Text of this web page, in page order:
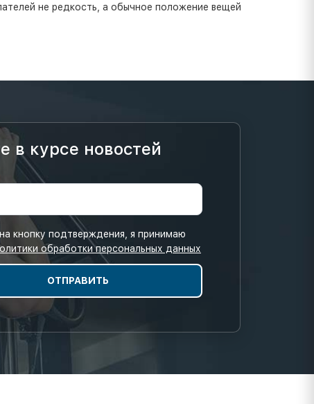
не редкость, а обычное положение вещей
в курсе новостей
кнопку подтверждения, я принимаю
обработки персональных данных